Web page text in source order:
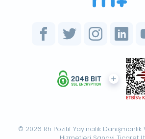
© 2026 Rh Pozitif Yayıncılık